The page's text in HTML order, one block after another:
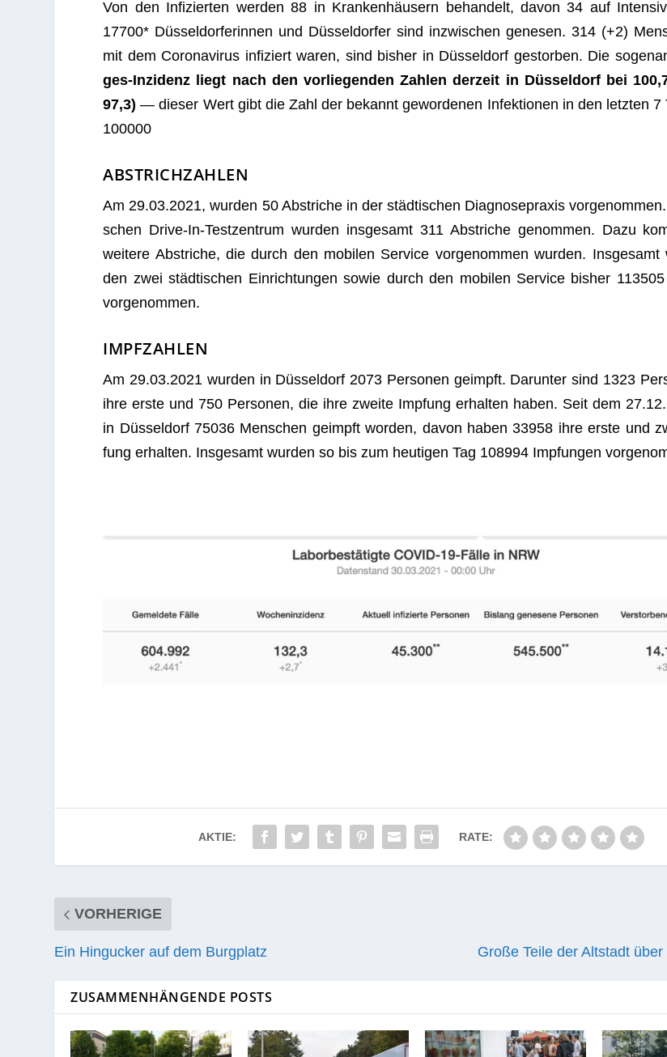
Von den Infi­zier­ten wer­den88 in Kran­ken­häu­sern behan­delt, davon34 auf
17700* Düs­sel­dor­fe­rin­nen und Düs­sel­dor­fer sind inzwi­schen gene­sen.314 (+2)
mit dem Coro­na­vi­rus infi­ziert waren, sind bis­her in Düs­sel­dorf gestor­ben. Die
ges-Inzi­denz liegt nach den vor­lie­gen­den Zah­len der­zeit in Düs­sel­dorf bei
97,3) — die­ser Wert gibt die Zahl der bekannt gewor­de­nen Infek­tio­nen in den letz­ten 7
100000
ABSTRICHZAHLEN
Am 29.03.2021, wur­den 50 Abstri­che in der städ­ti­schen Dia­gno­se­pra­xis
schen Drive-In-Test­zen­trum wur­den ins­ge­samt 311 Abstri­che genom­men. Dazu
wei­tere Abstri­che, die durch den mobi­len Ser­vice vor­ge­nom­men wur­den. Ins­ge­samt
den zwei städ­ti­schen Ein­rich­tun­gen sowie durch den mobi­len Ser­vice bis­her
vorgenommen.
IMPFZAHLEN
Am 29.03.2021 wur­den in Düs­sel­dorf 2073 Per­so­nen geimpft. Dar­un­ter sind 1323
ihre erste und 750 Per­so­nen, die ihre zweite Imp­fung erhal­ten haben. Seit dem
in Düs­sel­dorf 75036 Men­schen geimpft wor­den, davon haben 33958 ihre erste und
fung erhal­ten. Ins­ge­samt wur­den so bis zum heu­ti­gen Tag 108994 Imp­fun­gen
AKTIE: RATE:
VORHERIGE
Ein Hingucker auf dem Burgplatz Große Teile der Altstadt
ZUSAMMENHÄNGENDE POSTS